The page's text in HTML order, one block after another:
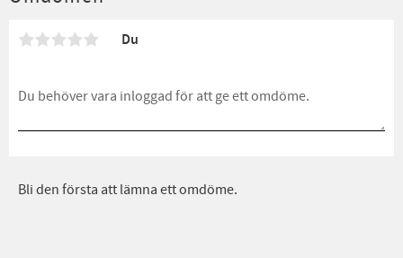
Du
Bli den första att lämna ett omdöme.